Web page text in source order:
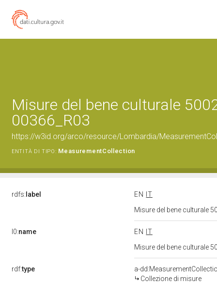
Misure del bene culturale
00366_R03
https://w3id.org/arco/resource/Lombardia/
ENTITÀ DI TIPO: MeasurementCollection
rdfs: label EN
IT
Misure del bene culturale
l0:name EN
IT
Misure del bene culturale
rdf:type
a-
Collezione di misure